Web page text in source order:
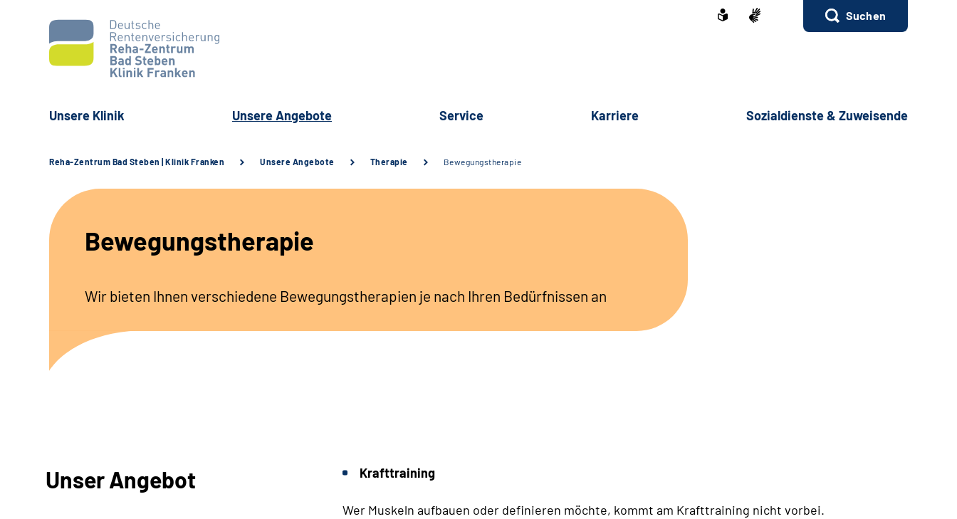
Suchen
Unsere Klinik Unsere Angebote Service Karriere Sozialdienste & Zuweisende
Reha-Zentrum Bad Steben | Klinik Franken Unsere Angebote Therapie Bewegungstherapie
Bewegungstherapie
Wir bieten Ihnen verschiedene Bewegungstherapien je nach Ihren Bedürfnissen an
Unser Angebot Krafttraining
Wer Muskeln aufbauen oder definieren möchte, kommt am Krafttraining nicht vorbei.